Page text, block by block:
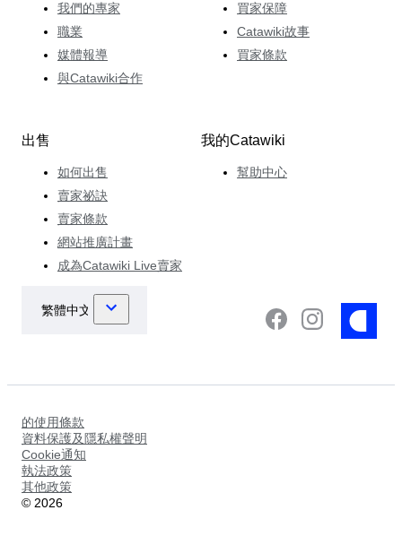
我們的專家
職業
媒體報導
與Catawiki合作
買家保障
Catawiki故事
買家條款
出售
如何出售
賣家祕訣
賣家條款
網站推廣計畫
成為Catawiki Live賣家
我的Catawiki
幫助中心
的使用條款
資料保護及隱私權聲明
Cookie通知
執法政策
其他政策
© 2026